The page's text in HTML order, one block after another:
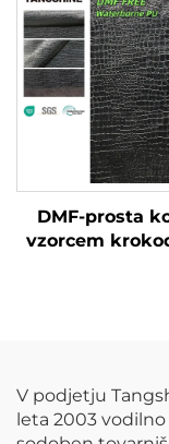
DMF-prosta
vzorcem
V podjetju
leta 2003